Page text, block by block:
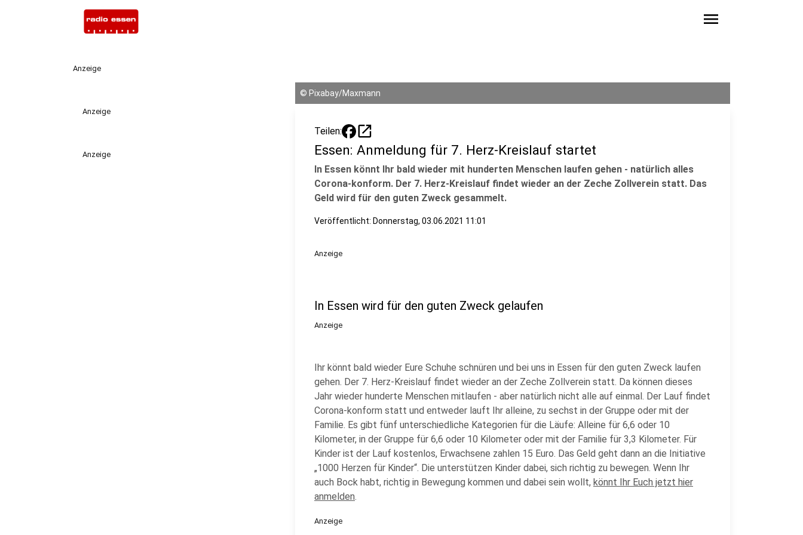
menu
Anzeige
Anzeige
Anzeige
© Pixabay/Maxmann
Teilen: open_in_new
Essen: Anmeldung für 7. Herz-Kreislauf startet
In Essen könnt Ihr bald wieder mit hunderten Menschen laufen gehen - natürlich alles
Corona-konform. Der 7. Herz-Kreislauf findet wieder an der Zeche Zollverein statt. Das
Geld wird für den guten Zweck gesammelt.
Veröffentlicht: Donnerstag, 03.06.2021 11:01
Anzeige
In Essen wird für den guten Zweck gelaufen
Anzeige
Ihr könnt bald wieder Eure Schuhe schnüren und bei uns in Essen für den guten Zweck laufen
gehen. Der 7. Herz-Kreislauf findet wieder an der Zeche Zollverein statt. Da können dieses
Jahr wieder hunderte Menschen mitlaufen - aber natürlich nicht alle auf einmal. Der Lauf findet
Corona-konform statt und entweder lauft Ihr alleine, zu sechst in der Gruppe oder mit der
Familie. Es gibt fünf unterschiedliche Kategorien für die Läufe: Alleine für 6,6 oder 10
Kilometer, in der Gruppe für 6,6 oder 10 Kilometer oder mit der Familie für 3,3 Kilometer. Für
Kinder ist der Lauf kostenlos, Erwachsene zahlen 15 Euro. Das Geld geht dann an die Initiative
„1000 Herzen für Kinder“. Die unterstützen Kinder dabei, sich richtig zu bewegen. Wenn Ihr
auch Bock habt, richtig in Bewegung kommen und dabei sein wollt, könnt Ihr Euch jetzt hier
anmelden.
Anzeige